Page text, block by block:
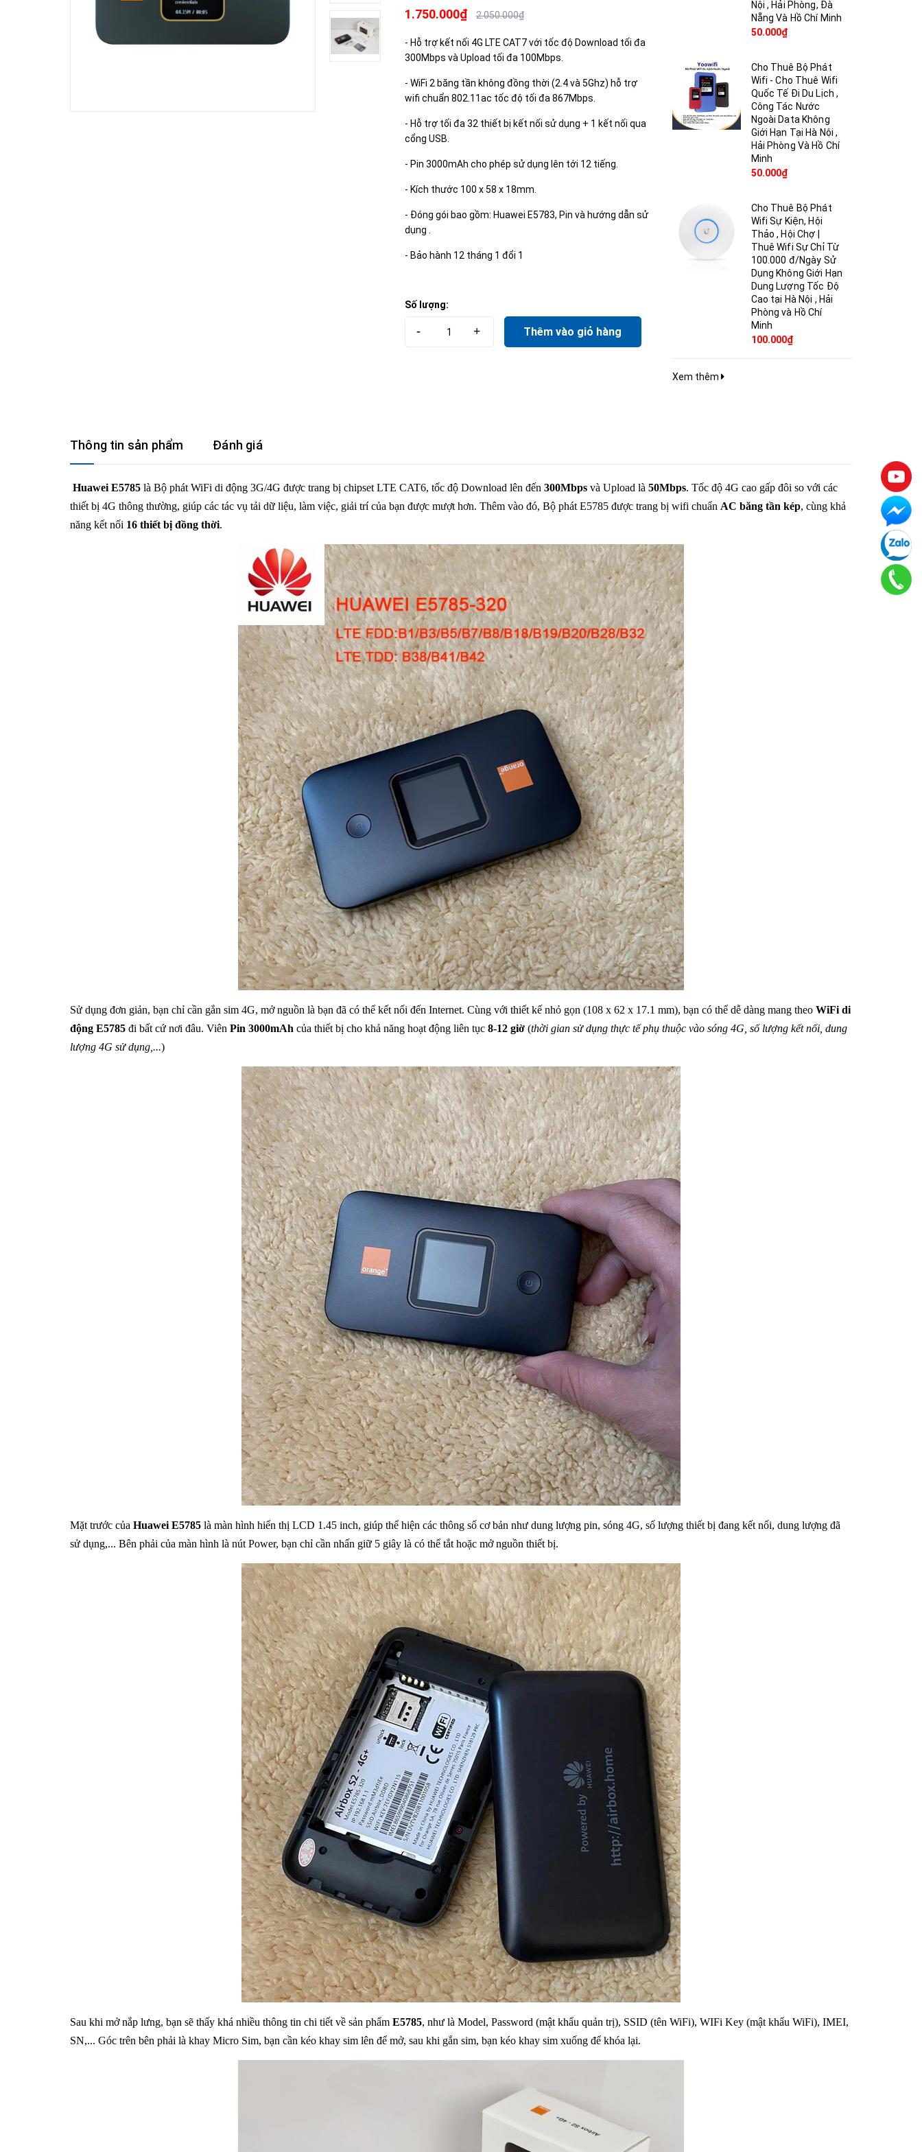
1.750.000₫ 2.050.000₫
- Hỗ trợ kết nối 4G LTE CAT7 với tốc độ Download tối đa
300Mbps và Upload tối đa 100Mbps.
- WiFi 2 băng tần không đồng thời (2.4 và 5Ghz) hỗ trợ
wifi chuẩn 802.11ac tốc độ tối đa 867Mbps.
- Hỗ trợ tối đa 32 thiết bị kết nối sử dụng + 1 kết nối qua
cổng USB.
- Pin 3000mAh cho phép sử dụng lên tới 12 tiếng.
- Kích thước 100 x 58 x 18mm.
- Đóng gói bao gồm: Huawei E5783, Pin và hướng dẫn sử
dụng .
- Bảo hành 12 tháng 1 đổi 1
Số lượng:
- + Thêm vào giỏ hàng
Nội , Hải Phòng, Đà
Nẵng Và Hồ Chí Minh
50.000₫
Cho Thuê Bộ Phát
Wifi - Cho Thuê Wifi
Quốc Tế Đi Du Lịch ,
Công Tác Nước
Ngoài Data Không
Giới Hạn Tại Hà Nội ,
Hải Phòng Và Hồ Chí
Minh
50.000₫
Cho Thuê Bộ Phát
Wifi Sự Kiện, Hội
Thảo , Hội Chợ |
Thuê Wifi Sự Chỉ Từ
100.000 đ/Ngày Sử
Dụng Không Giới Hạn
Dung Lượng Tốc Độ
Cao tại Hà Nội , Hải
Phòng và Hồ Chí
Minh
100.000₫
Xem thêm
Thông tin sản phẩm Đánh giá
Huawei E5785 là Bộ phát WiFi di động 3G/4G được trang bị chipset LTE CAT6, tốc độ Download lên đến 300Mbps và Upload là 50Mbps. Tốc độ 4G cao gấp đôi so với các
thiết bị 4G thông thường, giúp các tác vụ tải dữ liệu, làm việc, giải trí của bạn được mượt hơn. Thêm vào đó, Bộ phát E5785 được trang bị wifi chuẩn AC băng tần kép, cùng khả
năng kết nối 16 thiết bị đồng thời.
Sử dụng đơn giản, bạn chỉ cần gắn sim 4G, mở nguồn là bạn đã có thể kết nối đến Internet. Cùng với thiết kế nhỏ gọn (108 x 62 x 17.1 mm), bạn có thể dễ dàng mang theo WiFi di
động E5785 đi bất cứ nơi đâu. Viên Pin 3000mAh của thiết bị cho khả năng hoạt động liên tục 8-12 giờ (thời gian sử dụng thực tế phụ thuộc vào sóng 4G, số lượng kết nối, dung
lượng 4G sử dụng,...)
Mặt trước của Huawei E5785 là màn hình hiển thị LCD 1.45 inch, giúp thể hiện các thông số cơ bản như dung lượng pin, sóng 4G, số lượng thiết bị đang kết nối, dung lượng đã
sử dụng,... Bên phải của màn hình là nút Power, bạn chỉ cần nhấn giữ 5 giây là có thể tắt hoặc mở nguồn thiết bị.
Sau khi mở nắp lưng, bạn sẽ thấy khá nhiều thông tin chi tiết về sản phẩm E5785, như là Model, Password (mật khẩu quản trị), SSID (tên WiFi), WIFi Key (mật khẩu WiFi), IMEI,
SN,... Góc trên bên phải là khay Micro Sim, bạn cần kéo khay sim lên để mở, sau khi gắn sim, bạn kéo khay sim xuống để khóa lại.